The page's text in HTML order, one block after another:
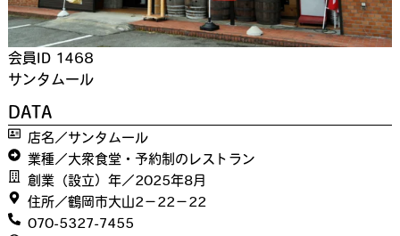
会員ID 1468
サンタムール
DATA
店名／サンタムール
業種／大衆食堂・予約制のレストラン
創業（設立）年／2025年8月
住所／鶴岡市大山2−22−22
070-5327-7455